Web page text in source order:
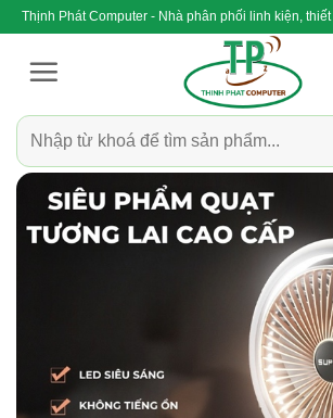
qua
Thịnh Phát Computer - Nhà phân phối linh kiện,
Tìm
kiếm: